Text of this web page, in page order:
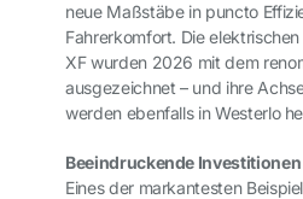
neue Maßstäbe in puncto
Fahrerkomfort. Die
XF wurden 2026 mit dem
ausgezeichnet – und ihre
werden ebenfalls in Westerlo
Beeindruckende Investitionen
Eines der markantesten